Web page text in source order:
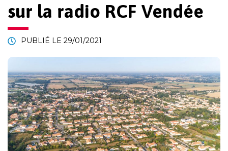
sur la radio RCF Vendée
PUBLIÉ LE 29/01/2021